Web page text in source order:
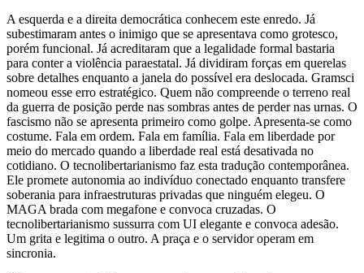
A esquerda e a direita democrática conhecem este enredo. Já
subestimaram antes o inimigo que se apresentava como grotesco,
porém funcional. Já acreditaram que a legalidade formal bastaria
para conter a violência paraestatal. Já dividiram forças em querelas
sobre detalhes enquanto a janela do possível era deslocada. Gramsci
nomeou esse erro estratégico. Quem não compreende o terreno real
da guerra de posição perde nas sombras antes de perder nas urnas. O
fascismo não se apresenta primeiro como golpe. Apresenta-se como
costume. Fala em ordem. Fala em família. Fala em liberdade por
meio do mercado quando a liberdade real está desativada no
cotidiano. O tecnolibertarianismo faz esta tradução contemporânea.
Ele promete autonomia ao indivíduo conectado enquanto transfere
soberania para infraestruturas privadas que ninguém elegeu. O
MAGA brada com megafone e convoca cruzadas. O
tecnolibertarianismo sussurra com UI elegante e convoca adesão.
Um grita e legitima o outro. A praça e o servidor operam em
sincronia.